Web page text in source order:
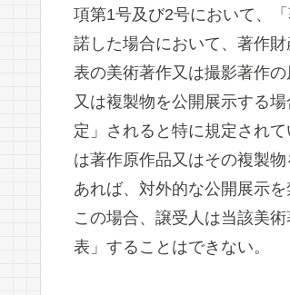
項第1号及び2号において、
諾した場合において、著作
表の美術著作又は撮影著作
又は複製物を公開展示する
定」されると特に規定され
は著作原作品又はその複製
あれば、対外的な公開展示
この場合、譲受人は当該美
表」することはできない。